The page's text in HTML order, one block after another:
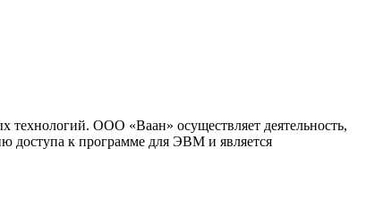
ООО «Ваан» осуществляет деятельность,
доступа к программе для ЭВМ и является